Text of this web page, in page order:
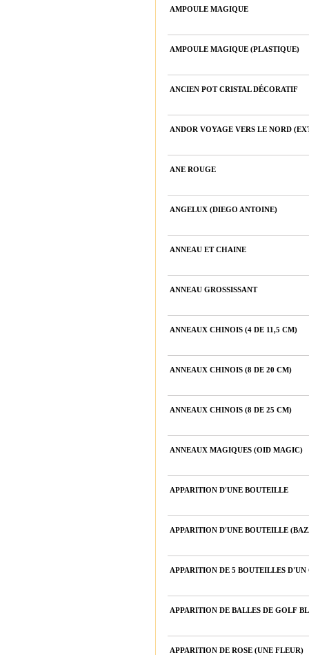
AMPOULE MAGIQUE
AMPOULE MAGIQUE (PLASTIQUE)
ANCIEN POT CRISTAL DÉCORATIF
ANDOR VOYAGE VERS LE NORD
ANE ROUGE
ANGELUX (DIEGO ANTOINE)
ANNEAU ET CHAINE
ANNEAU GROSSISSANT
ANNEAUX CHINOIS (4 DE 11,5 CM)
ANNEAUX CHINOIS (8 DE 20 CM)
ANNEAUX CHINOIS (8 DE 25 CM)
ANNEAUX MAGIQUES (OID MAGIC)
APPARITION D'UNE BOUTEILLE
APPARITION D'UNE BOUTEILLE
APPARITION DE 5 BOUTEILLES
APPARITION DE BALLES DE GOLF
APPARITION DE ROSE (UNE FLEUR)